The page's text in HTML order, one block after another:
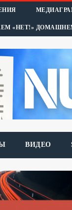
«НЕТ!»
ВИДЕО